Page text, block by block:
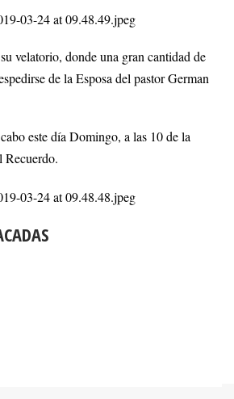
velatorio, donde una gran cantidad de
de la Esposa del pastor German
este día Domingo, a las 10 de la
Recuerdo.